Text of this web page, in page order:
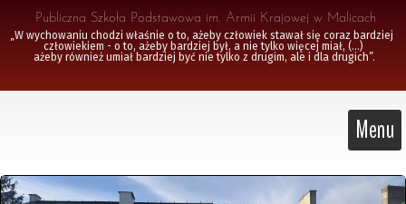
Publiczna Szkoła Podstawowa im. Armii Krajowej w Malicach
„W wychowaniu chodzi właśnie o to, ażeby człowiek stawał się coraz bardziej
człowiekiem - o to, ażeby bardziej był, a nie tylko więcej miał, (...)
ażeby również umiał bardziej być nie tylko z drugim, ale i dla drugich”.
Menu